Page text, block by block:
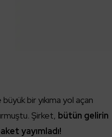
bir yıkıma yol açan
Şirket, bütün gelirin
yayımladı!